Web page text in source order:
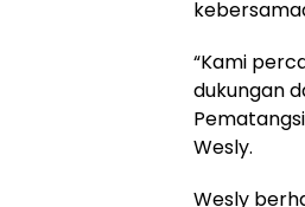
“Kami
dukungan
Wesly.
Wesly